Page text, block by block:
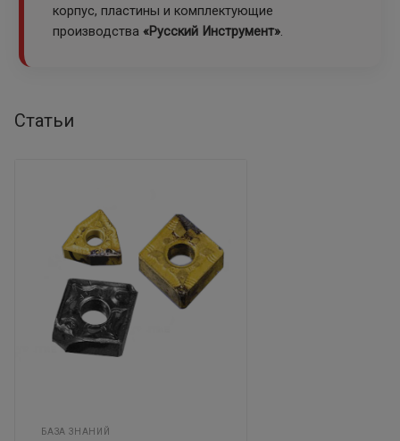
корпус, пластины и комплектующие
производства «Русский Инструмент».
Статьи
БАЗА ЗНАНИЙ